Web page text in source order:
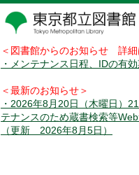
＜図書館からのお知らせ 詳細
・メンテナンス日程、IDの有
＜最新のお知らせ＞
・2026年8月20日（木曜日）
テナンスのため蔵書検索等
（更新 2026年8月5日）